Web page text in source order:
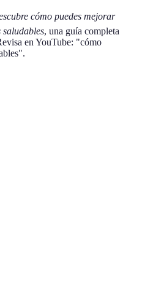
cómo puedes mejorar
saludables, una guía completa
en YouTube: "cómo